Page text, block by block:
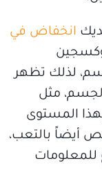
انخفاض في
لذلك تظهر
مثل
المستوى
أيضاً بالتعب،
للمعلومات